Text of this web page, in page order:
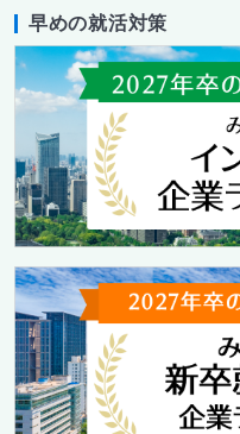
早めの就活対策